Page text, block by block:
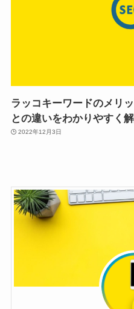
ラッコキーワードのメリ
との違いをわかりやすく
2022年12月3日